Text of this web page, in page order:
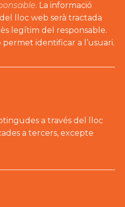
. La informació
lloc web serà tractada
legítim del responsable.
identificar a l’usuari.
a través del lloc
a tercers, excepte